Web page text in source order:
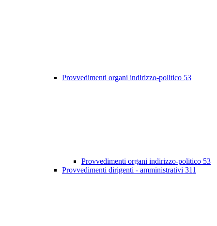
Provvedimenti organi indirizzo-politico 53
Provvedimenti organi indirizzo-politico 53
Provvedimenti dirigenti - amministrativi 311